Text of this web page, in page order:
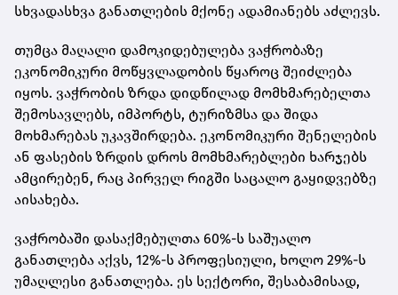
სხვადასხვა განათლების მქონე ადამიანებს აძლევს.
თუმცა მაღალი დამოკიდებულება ვაჭრობაზე
ეკონომიკური მოწყვლადობის წყაროც შეიძლება
იყოს. ვაჭრობის ზრდა დიდწილად მომხმარებელთა
შემოსავლებს, იმპორტს, ტურიზმსა და შიდა
მოხმარებას უკავშირდება. ეკონომიკური შენელების
ან ფასების ზრდის დროს მომხმარებლები ხარჯებს
ამცირებენ, რაც პირველ რიგში საცალო გაყიდვებზე
აისახება.
ვაჭრობაში დასაქმებულთა 60%-ს საშუალო
განათლება აქვს, 12%-ს პროფესიული, ხოლო 29%-ს
უმაღლესი განათლება. ეს სექტორი, შესაბამისად,